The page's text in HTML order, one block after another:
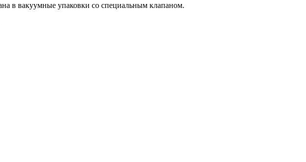
в вакуумные упаковки со специальным клапаном.